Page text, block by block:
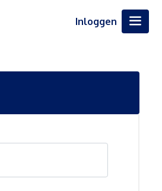
Inloggen